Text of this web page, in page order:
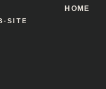
SITE
HOME